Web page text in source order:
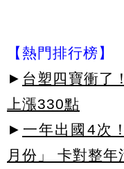
【熱門排行榜】
► 台塑四寶衝了
上漲330點
► 一年出國4次
月份」 卡對整年